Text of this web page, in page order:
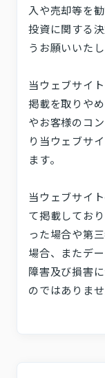
入や売却等を
投資に関する
うお願いいたし
当ウェブサイ
掲載を取りや
やお客様のコ
り当ウェブサ
ます。
当ウェブサイ
て掲載してお
った場合や第
場合、またデ
障害及び損害
のではありま